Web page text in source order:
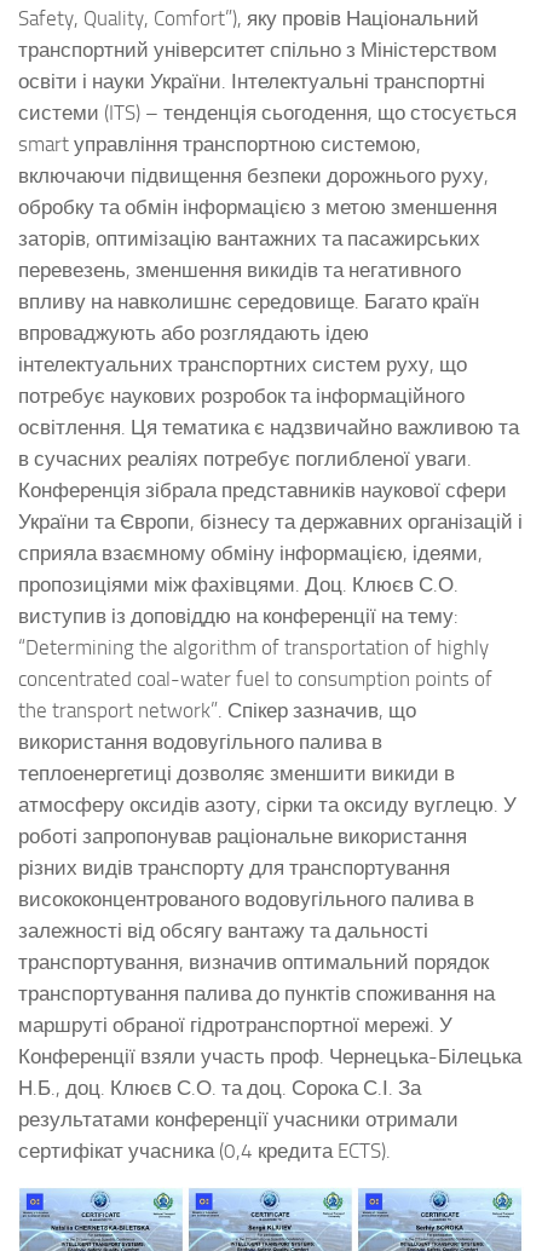
Safety, Quality, Comfort”), яку провів Національний
транспортний університет спільно з Міністерством
освіти і науки України. Інтелектуальні транспортні
системи (ITS) – тенденція сьогодення, що стосується
smart управління транспортною системою,
включаючи підвищення безпеки дорожнього руху,
обробку та обмін інформацією з метою зменшення
заторів, оптимізацію вантажних та пасажирських
перевезень, зменшення викидів та негативного
впливу на навколишнє середовище. Багато країн
впроваджують або розглядають ідею
інтелектуальних транспортних систем руху, що
потребує наукових розробок та інформаційного
освітлення. Ця тематика є надзвичайно важливою та
в сучасних реаліях потребує поглибленої уваги.
Конференція зібрала представників наукової сфери
України та Європи, бізнесу та державних організацій і
сприяла взаємному обміну інформацією, ідеями,
пропозиціями між фахівцями. Доц. Клюєв С.О.
виступив із доповіддю на конференції на тему:
“Determining the algorithm of transportation of highly
concentrated coal-water fuel to consumption points of
the transport network”. Спікер зазначив, що
використання водовугільного палива в
теплоенергетиці дозволяє зменшити викиди в
атмосферу оксидів азоту, сірки та оксиду вуглецю. У
роботі запропонував раціональне використання
різних видів транспорту для транспортування
висококонцентрованого водовугільного палива в
залежності від обсягу вантажу та дальності
транспортування, визначив оптимальний порядок
транспортування палива до пунктів споживання на
маршруті обраної гідротранспортної мережі. У
Конференції взяли участь проф. Чернецька-Білецька
Н.Б., доц. Клюєв С.О. та доц. Сорока С.І. За
результатами конференції учасники отримали
сертифікат учасника (0,4 кредита ECTS).